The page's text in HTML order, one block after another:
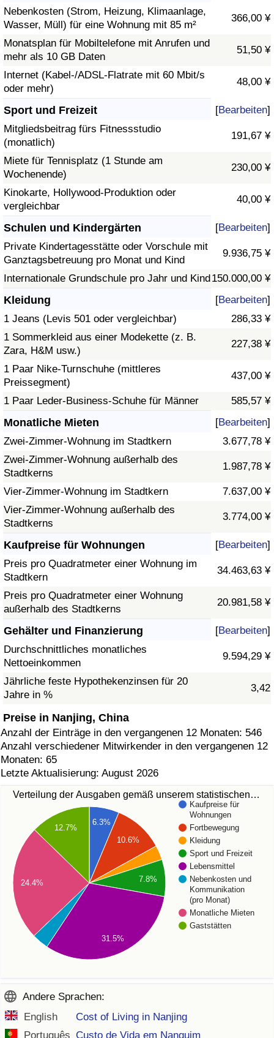
Nebenkosten (Strom, Heizung, Klimaanlage,
Wasser, Müll) für eine Wohnung mit 85 m²
366,00 ¥
Monatsplan für Mobiltelefone mit Anrufen und
mehr als 10 GB Daten
51,50 ¥
Internet (Kabel-/ADSL-Flatrate mit 60 Mbit/s
oder mehr)
48,00 ¥
Sport und Freizeit [Bearbeiten]
Mitgliedsbeitrag fürs Fitnessstudio
(monatlich)
191,67 ¥
Miete für Tennisplatz (1 Stunde am
Wochenende)
230,00 ¥
Kinokarte, Hollywood-Produktion oder
vergleichbar
40,00 ¥
Schulen und Kindergärten [Bearbeiten]
Private Kindertagesstätte oder Vorschule mit
Ganztagsbetreuung pro Monat und Kind
9.936,75 ¥
Internationale Grundschule pro Jahr und Kind 150.000,00 ¥
Kleidung [Bearbeiten]
1 Jeans (Levis 501 oder vergleichbar)
286,33 ¥
1 Sommerkleid aus einer Modekette (z. B.
Zara, H&M usw.)
227,38 ¥
1 Paar Nike-Turnschuhe (mittleres
Preissegment)
437,00 ¥
1 Paar Leder-Business-Schuhe für Männer 585,57 ¥
Monatliche Mieten [Bearbeiten]
Zwei-Zimmer-Wohnung im Stadtkern
3.677,78 ¥
Zwei-Zimmer-Wohnung außerhalb des
Stadtkerns
1.987,78 ¥
Vier-Zimmer-Wohnung im Stadtkern
7.637,00 ¥
Vier-Zimmer-Wohnung außerhalb des
Stadtkerns
3.774,00 ¥
Kaufpreise für Wohnungen [Bearbeiten]
Preis pro Quadratmeter einer Wohnung im
Stadtkern
34.463,63 ¥
Preis pro Quadratmeter einer Wohnung
außerhalb des Stadtkerns
20.981,58 ¥
Gehälter und Finanzierung [Bearbeiten]
Durchschnittliches monatliches
Nettoeinkommen
9.594,29 ¥
Jährliche feste Hypothekenzinsen für 20
Jahre in %
3,42
Preise in Nanjing, China
Anzahl der Einträge in den vergangenen 12 Monaten: 546
Anzahl verschiedener Mitwirkender in den vergangenen 12
Monaten: 65
Letzte Aktualisierung: August 2026
Verteilung der Ausgaben gemäß unserem statistischen…
Kaufpreise für
Wohnungen
Fortbewegung
Kleidung
Sport und Freizeit
Lebensmittel
Nebenkosten und
Kommunikation
(pro Monat)
Monatliche Mieten
Gaststätten
6.3%
10.6%
7.8%
12.7%
24.4%
31.5%
Andere Sprachen:
English
Cost of Living in Nanjing
Português Custo de Vida em Nanquim